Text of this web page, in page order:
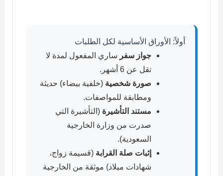
أولاً: الأوراق الأساسية لكل الطلبات
جواز سفر ساري المفعول لمدة لا
تقل عن 6 أشهر.
صورة شخصية (خلفية بيضاء) حديثة
ومطابقة للمواصفات.
مستند التأشيرة (التأشيرة التي
صدرت من وزارة الخارجية
السعودية).
إثبات صلة القرابة (قسيمة زواج،
شهادات ميلاد) موثقة من الخارجية